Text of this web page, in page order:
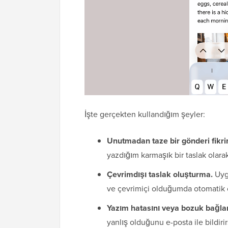
İşte gerçekten kullandığım şeyler:
Unutmadan taze bir gönderi
yazdığım karmaşık bir taslak
Çevrimdışı taslak oluşturma.
ve çevrimiçi olduğumda otomatik
Yazım hatasını veya bozuk
yanlış olduğunu e-posta ile